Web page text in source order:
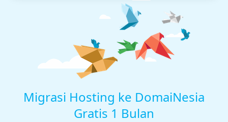
Migrasi Hosting ke DomaiNesia
Gratis 1 Bulan